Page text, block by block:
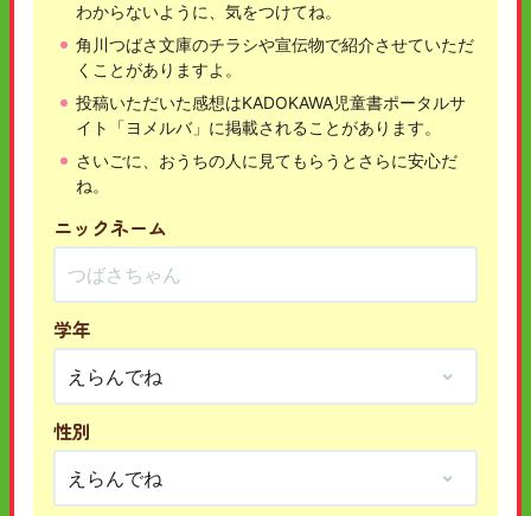
わからないように、気をつけてね。
角川つばさ文庫のチラシや宣伝物で紹介させていただ
くことがありますよ。
投稿いただいた感想はKADOKAWA児童書ポータルサ
イト「ヨメルバ」に掲載されることがあります。
さいごに、おうちの人に見てもらうとさらに安心だ
ね。
ニックネーム
学年
性別